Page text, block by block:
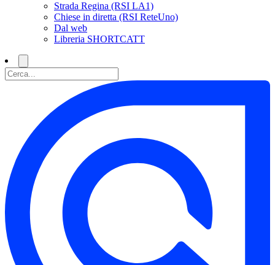
Strada Regina (RSI LA1)
Chiese in diretta (RSI ReteUno)
Dal web
Libreria SHORTCATT